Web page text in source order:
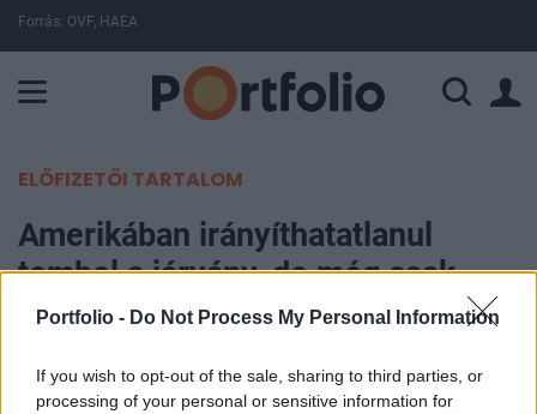
Portfolio - Do Not Process My Personal Information
If you wish to opt-out of the sale, sharing to third parties, or
processing of your personal or sensitive information for
Forrás: OVF, HAEA
ELŐFIZETŐI TARTALOM
Amerikában irányíthatatlanul
tombol a járvány, de még csak
most tették kötelezővé a
tömegközlekedési eszközökön